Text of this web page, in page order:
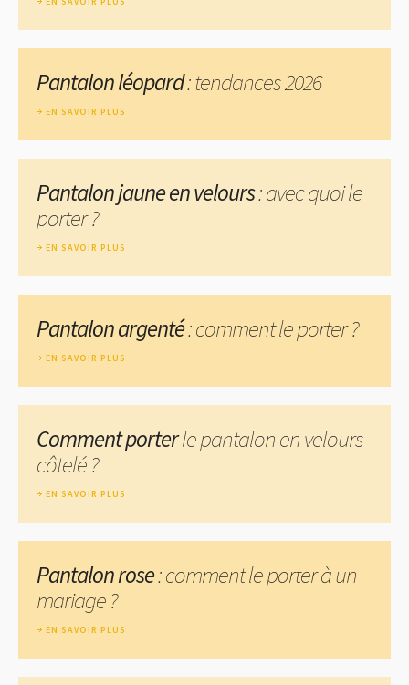
Pantalon léopard: tendances 2026
EN SAVOIR PLUS
Pantalon jaune en velours: avec quoi le
porter ?
EN SAVOIR PLUS
Pantalon argenté: comment le porter ?
EN SAVOIR PLUS
Comment porterle pantalon en velours
côtelé ?
EN SAVOIR PLUS
Pantalon rose: comment le porter à un
mariage ?
EN SAVOIR PLUS